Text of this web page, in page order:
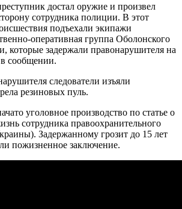
достал оружие и произвел
сотрудника полиции. В этот
подъехали экипажи
оперативная группа Оболонского
которые задержали правонарушителя на
в сообщении.
следователи изъяли
резиновых пуль.
уголовное производство по статье о
сотрудника правоохранительного
Задержанному грозит до 15 лет
пожизненное заключение.